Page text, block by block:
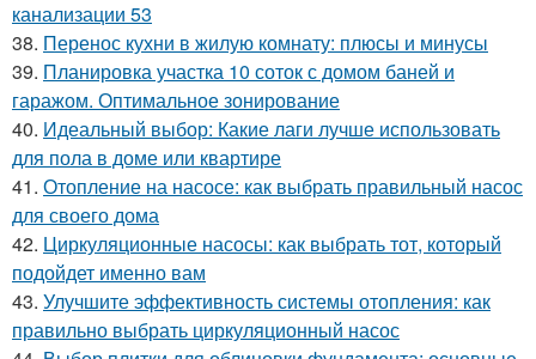
канализации 53
38. Перенос кухни в жилую комнату: плюсы и минусы
39. Планировка участка 10 соток с домом баней и
гаражом. Оптимальное зонирование
40. Идеальный выбор: Какие лаги лучше использовать
для пола в доме или квартире
41. Отопление на насосе: как выбрать правильный насос
для своего дома
42. Циркуляционные насосы: как выбрать тот, который
подойдет именно вам
43. Улучшите эффективность системы отопления: как
правильно выбрать циркуляционный насос